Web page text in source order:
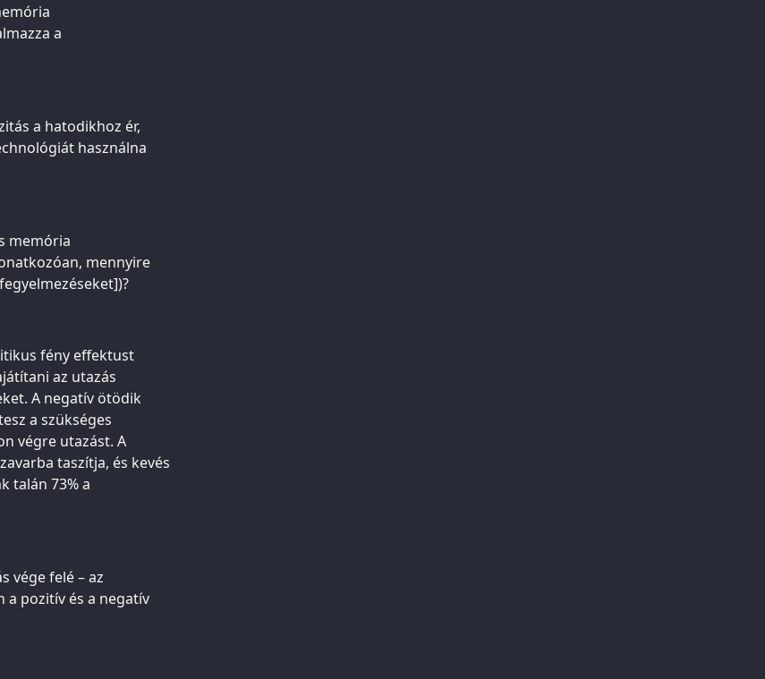
a
a hatodikhoz ér,
használna
memória
mennyire
fény effektust
az utazás
A negatív ötödik
a szükséges
végre utazást. A
taszítja, és kevés
talán 73% a
vége felé – az
a pozitív és a negatív